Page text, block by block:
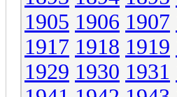
1905 1906 1907
1917 1918 1919
1929 1930 1931